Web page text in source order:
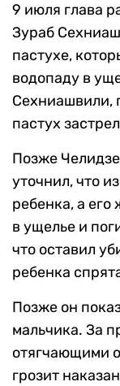
9 июля глава
Зураб
пастухе,
водопаду в
Сехниашвили,
пастух
Позже
уточнил, что
ребенка, а его
в ущелье и
что оставил
ребенка
Позже он
мальчика. За
отягчающими
грозит